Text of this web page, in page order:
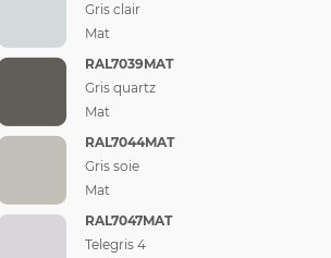
Gris clair
Mat
RAL7039MAT
Gris quartz
Mat
RAL7044MAT
Gris soie
Mat
RAL7047MAT
Telegris 4